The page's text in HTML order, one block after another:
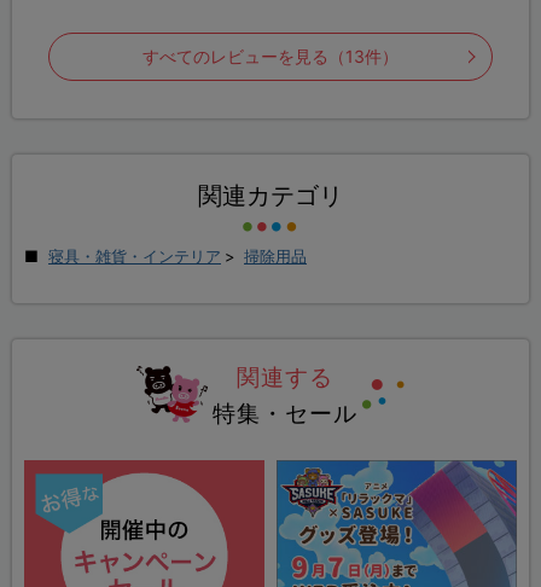
すべてのレビューを見る（13件）
関連カテゴリ
寝具・雑貨・インテリア > 掃除用品
関連する
特集・セール